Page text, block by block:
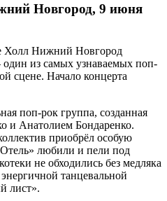
Новгород, 9 июня
Холл Нижний Новгород
из самых узнаваемых поп-
сцене. Начало концерта
поп-рок группа, созданная
и Анатолием Бондаренко.
приобрёл особую
любили и пели под
не обходились без медляка
танцевальной
лист».